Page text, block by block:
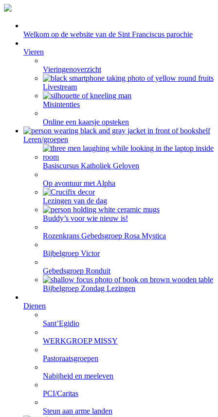
Welkom op de website van de Sint Franciscus parochie
Vieren
Vieringenoverzicht
Livestream
Misintenties
Online een kaarsje opsteken
Leren/groepen
Basiscursus Katholiek Geloven
Op avontuur met Alpha
Lezingen van de dag
Buddy’s voor wie nieuw is!
Rozenkrans Gebedsgroep Rosa Mystica
Bijbelgroep Victor
Gebedsgroep Ronduit
Bijbelgroep Zondag Lezingen
Dienen
Sant’Egidio
WERKGROEP MISSY
Pastoraatsgroepen
Nabijheid en meeleven
PCI/Caritas
Steun aan arme landen